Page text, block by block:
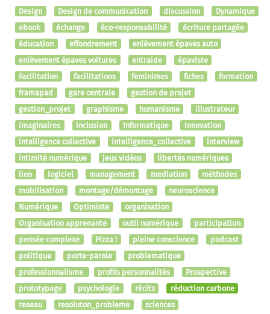
Design
Design de communication discussion
Dynamique
ebook
échange éco-responsabilité
écriture partagée
éducation
effondrement
enlèvement épaves auto
enlèvement épaves voitures
entraide
épaviste
Facilitation
facilitations feminimes fiches
formation
framapad
gare centrale
gestion de projet
gestion_projet
graphisme humanisme
illustrateur
imaginaires
inclusion Informatique
Innovation
intelligence collective
intelligence_collective
interview
intimité numérique
jeux vidéos
libertés numériques
lien
logiciel management mediation
méthodes
mobilisation
montage/démontage
neuroscience
Numérique
Optimiste
organisation
Organisation apprenante
outil numérique
participation
pensée complexe
Pizza ! pleine conscience
podcast
politique
porte-parole
problematique
professionnalisme
profils personnalités
Prospective
prototypage
psychologie récits
réduction carbone
reseau
resoluton_probleme
sciences